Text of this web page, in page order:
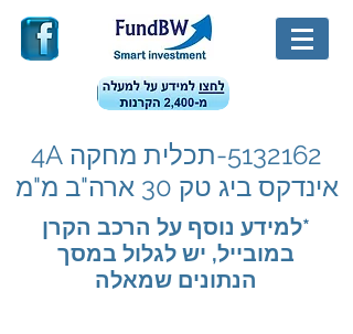
5132162
-תכלית מחקה 4A
אינדקס ביג טק 30 ארה"ב מ"מ
*למידע נוסף על הרכב הקרן
במובייל, יש לגלול במסך
הנתונים שמאלה